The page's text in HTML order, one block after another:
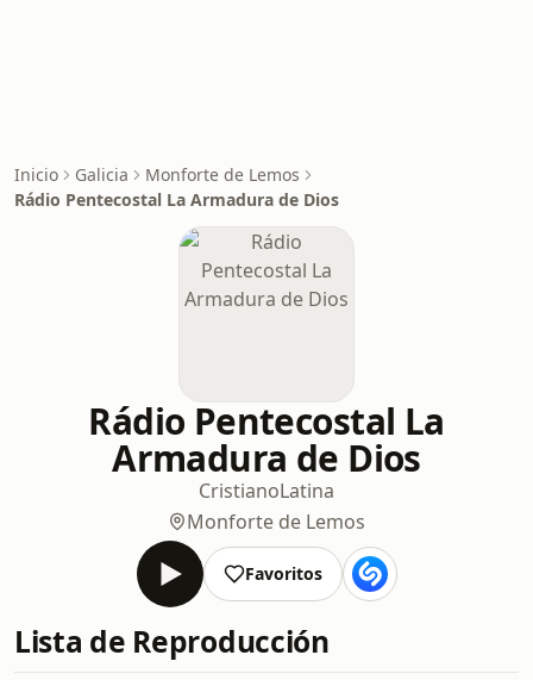
Inicio Galicia
Monforte de Lemos
Rádio Pentecostal La Armadura de Dios
Rádio Pentecostal La
Armadura de Dios
CristianoLatina
Monforte de Lemos
Favoritos
Lista de Reproducción